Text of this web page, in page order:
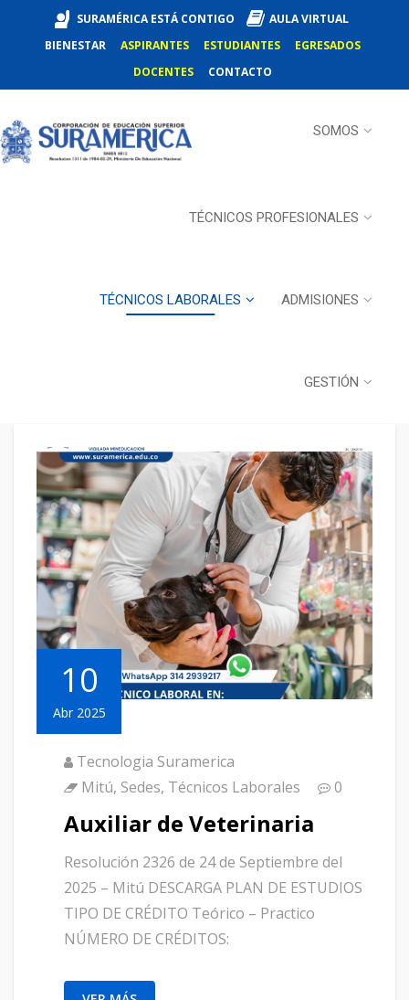
SURAMÉRICA ESTÁ CONTIGO
AULA VIRTUAL
BIENESTAR
ASPIRANTES ESTUDIANTES
EGRESADOS
DOCENTES
CONTACTO
SOMOS
TÉCNICOS PROFESIONALES
TÉCNICOS LABORALES ADMISIONES
GESTIÓN
10
Abr 2025
Tecnologia Suramerica
Mitú, Sedes, Técnicos Laborales 0
Auxiliar de Veterinaria
Resolución 2326 de 24 de Septiembre del
2025 – Mitú DESCARGA PLAN DE ESTUDIOS
TIPO DE CRÉDITO Teórico – Practico
NÚMERO DE CRÉDITOS: